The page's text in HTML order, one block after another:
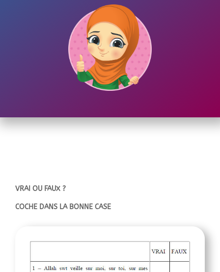
VRAI OU FAUX ?
COCHE DANS LA BONNE CASE